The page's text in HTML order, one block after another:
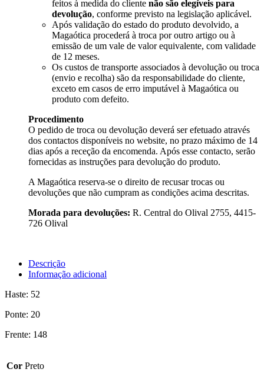
feitos à medida do cliente não são elegíveis para
devolução, conforme previsto na legislação aplicável.
Após validação do estado do produto devolvido, a
Magaótica procederá à troca por outro artigo ou à
emissão de um vale de valor equivalente, com validade
de 12 meses.
Os custos de transporte associados à devolução ou troca
(envio e recolha) são da responsabilidade do cliente,
exceto em casos de erro imputável à Magaótica ou
produto com defeito.
Procedimento
O pedido de troca ou devolução deverá ser efetuado através
dos contactos disponíveis no website, no prazo máximo de 14
dias após a receção da encomenda. Após esse contacto, serão
fornecidas as instruções para devolução do produto.
A Magaótica reserva-se o direito de recusar trocas ou
devoluções que não cumpram as condições acima descritas.
Morada para devoluções: R. Central do Olival 2755, 4415-
726 Olival
Descrição
Informação adicional
Haste: 52
Ponte: 20
Frente: 148
Cor Preto